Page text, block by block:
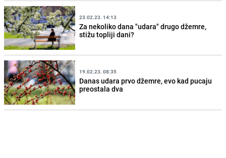
23.02.23. 14:13
Za nekoliko dana "udara" drugo džemre,
stižu topliji dani?
19.02.23. 08:35
Danas udara prvo džemre, evo kad pucaju
preostala dva